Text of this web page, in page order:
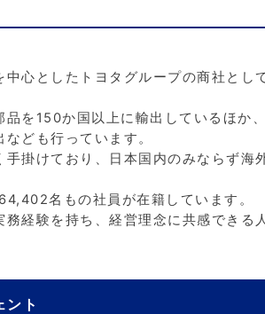
心としたトヨタグループの商社とし
を150か国以上に輸出しているほか
ども行っています。
掛けており、日本国内のみならず海
名もの社員が在籍しています。
経験を持ち、経営理念に共感できる
ント